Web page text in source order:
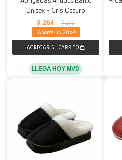
Unisex - Gris Oscuro
$ 264 $ 330
20
LLEGA HOY MVD
Mesas
Calefactores
Acolchados y Frazadas
Fundas
Decoración
Accesorios para el hogar
Herramientas
Accesorios
Muebles Infantiles